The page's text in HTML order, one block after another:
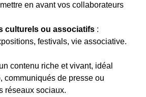
en avant vos collaborateurs
culturels ou associatifs :
festivals, vie associative.
contenu riche et vivant, idéal
communiqués de presse ou
réseaux sociaux.